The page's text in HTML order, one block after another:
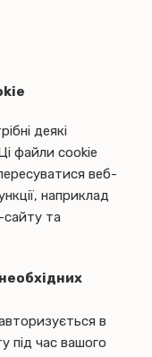
деякі
файли cookie
веб-
наприклад
сайту та
в
під час вашого